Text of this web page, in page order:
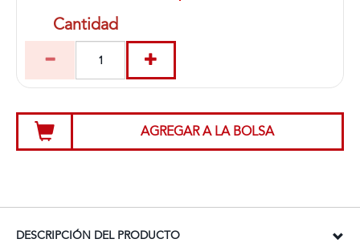
Cantidad
AGREGAR A LA BOLSA
DESCRIPCIÓN DEL PRODUCTO